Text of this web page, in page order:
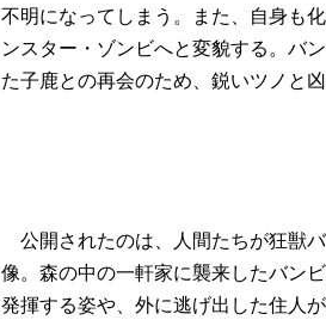
不明になってしまう。また、自身も
ンスター・ゾンビへと変貌する。バ
た子鹿との再会のため、鋭いツノと
公開されたのは、人間たちが狂獣
像。森の中の一軒家に襲来したバン
発揮する姿や、外に逃げ出した住人